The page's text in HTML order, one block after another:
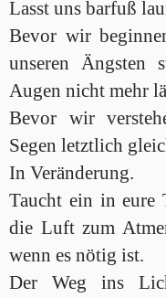
Lasst uns barfuß
Bevor wir
unseren Ängsten
Augen nicht mehr
Bevor wir
Segen letztlich
In Veränderung.
Taucht ein in eure
die Luft zum
wenn es nötig ist.
Der Weg ins